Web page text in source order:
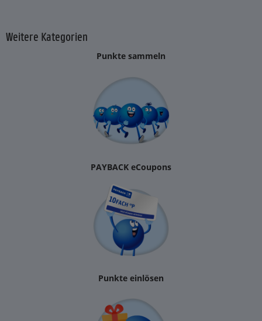
Weitere Kategorien
Punkte sammeln
PAYBACK eCoupons
Punkte einlösen